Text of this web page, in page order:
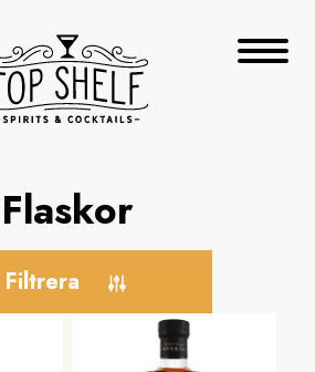
Flaskor
Filtrera